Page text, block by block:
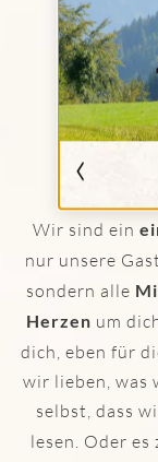
ZU GAST
DIE
Wir sind ein
nur unsere
sondern alle
Herzen um
dich, eben für
wir lieben, was
selbst, dass
lesen. Oder
‹